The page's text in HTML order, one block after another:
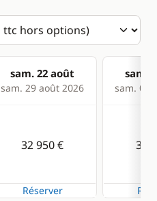
sam. 22 août
sam. 29 août 2026
sam.
sam. 05
32 950 €
Réserver
32